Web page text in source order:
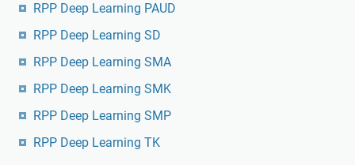
RPP Deep Learning PAUD
RPP Deep Learning SD
RPP Deep Learning SMA
RPP Deep Learning SMK
RPP Deep Learning SMP
RPP Deep Learning TK